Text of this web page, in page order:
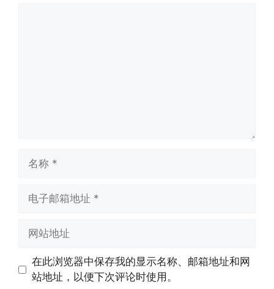
址
址
在此浏览器中保存我的显示名称、邮箱地址和网
站地址，以便下次评论时使用。